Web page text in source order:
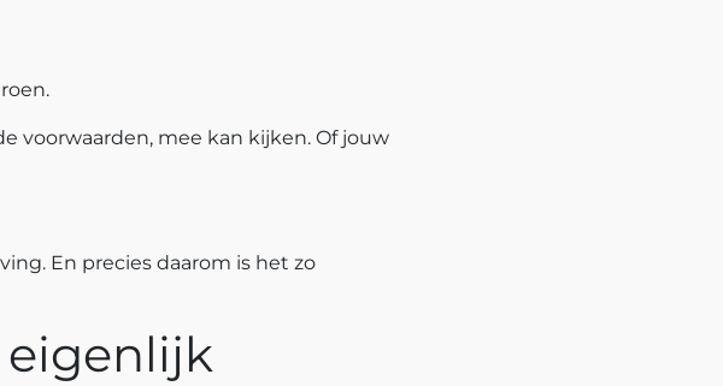
voorwaarden, mee kan kijken. Of jouw
En precies daarom is het zo
eigenlijk